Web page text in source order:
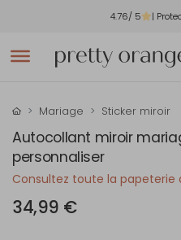
4.76/ 5 |
Mariage Sticker miroir
Autocollant miroir
personnaliser
Consultez toute la papeterie
34,99 €